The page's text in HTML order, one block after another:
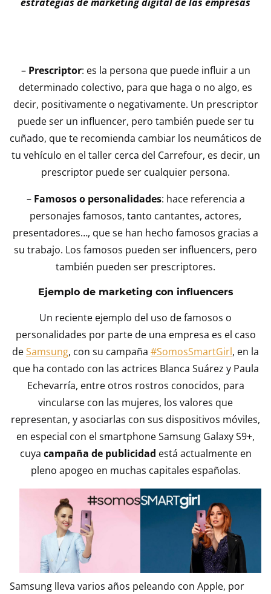
– Prescriptor: es la persona que puede influir a un
determinado colectivo, para que haga o no algo, es
decir, positivamente o negativamente. Un prescriptor
puede ser un influencer, pero también puede ser tu
cuñado, que te recomienda cambiar los neumáticos de
tu vehículo en el taller cerca del Carrefour, es decir, un
prescriptor puede ser cualquier persona.
– Famosos o personalidades: hace referencia a
personajes famosos, tanto cantantes, actores,
presentadores…, que se han hecho famosos gracias a
su trabajo. Los famosos pueden ser influencers, pero
también pueden ser prescriptores.
Ejemplo de marketing con influencers
Un reciente ejemplo del uso de famosos o
personalidades por parte de una empresa es el caso
deSamsung, con su campaña #SomosSmartGirl, en la
que ha contado con las actrices Blanca Suárez y Paula
Echevarría, entre otros rostros conocidos, para
vincularse con las mujeres, los valores que
representan, y asociarlas con sus dispositivos móviles,
en especial con el smartphone Samsung Galaxy S9+,
cuya campaña de publicidad está actualmente en
pleno apogeo en muchas capitales españolas.
Samsung lleva varios años peleando con Apple, por